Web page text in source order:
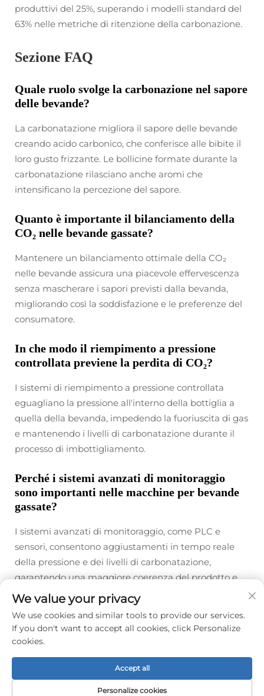
produttivi del 25%, superando i modelli standard del
63% nelle metriche di ritenzione della carbonazione.
Sezione FAQ
Quale ruolo svolge la carbonazione nel sapore
delle bevande?
La carbonatazione migliora il sapore delle bevande
creando acido carbonico, che conferisce alle bibite il
loro gusto frizzante. Le bollicine formate durante la
carbonatazione rilasciano anche aromi che
intensificano la percezione del sapore.
Quanto è importante il bilanciamento della
CO₂ nelle bevande gassate?
Mantenere un bilanciamento ottimale della CO₂
nelle bevande assicura una piacevole effervescenza
senza mascherare i sapori previsti dalla bevanda,
migliorando così la soddisfazione e le preferenze del
consumatore.
In che modo il riempimento a pressione
controllata previene la perdita di CO₂?
I sistemi di riempimento a pressione controllata
eguagliano la pressione all'interno della bottiglia a
quella della bevanda, impedendo la fuoriuscita di gas
e mantenendo i livelli di carbonatazione durante il
processo di imbottigliamento.
Perché i sistemi avanzati di monitoraggio
sono importanti nelle macchine per bevande
gassate?
I sistemi avanzati di monitoraggio, come PLC e
sensori, consentono aggiustamenti in tempo reale
della pressione e dei livelli di carbonatazione,
garantendo una maggiore coerenza del prodotto e
una riduzione del consumo energetico.
Prec : Macchina per il riempimento della birra: Pulizia CIP per standard produttivi igienici
Linea di Riempimento dell'Acqua: Integrazione di Tecnologie Intelligenti per una Migliore Gestione
We value your privacy
We use cookies and similar tools to provide our services.
If you don't want to accept all cookies, click Personalize
cookies.
Personalize cookies
Accept all